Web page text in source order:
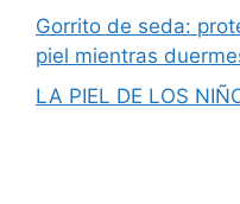
Gorrito de seda:
piel mientras
LA PIEL DE LOS